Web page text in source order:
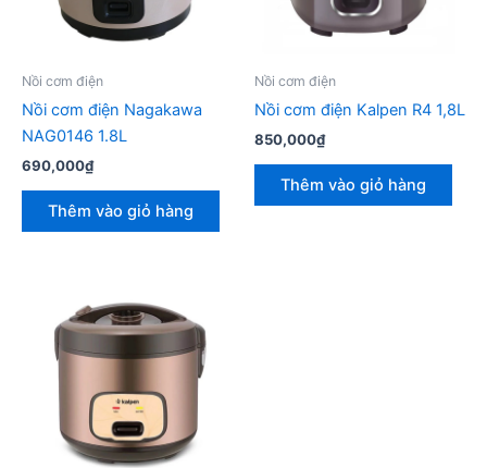
Nồi cơm điện
Nồi cơm điện Nagakawa
NAG0146 1.8L
690,000₫
Thêm vào giỏ hàng
Nồi cơm điện
Nồi cơm điện Kalpen R4 1,8L
850,000₫
Thêm vào giỏ hàng